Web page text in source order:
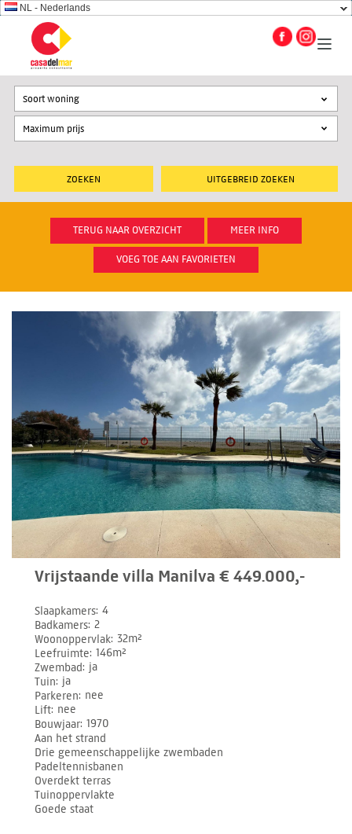
NL - Nederlands
UITGEBREID ZOEKEN
Soort woning
TERUG NAAR OVERZICHT MEER INFO
VOEG TOE AAN FAVORIETEN
Vrijstaande villa Manilva € 449.000,-
Slaapkamers 4
Badkamers 2
Woonoppervlak 32m²
Leefruimte 146m²
Zwembad ja
Tuin ja
Parkeren nee
Lift nee
Bouwjaar 1970
Aan het strand
Drie gemeenschappelijke zwembaden
Padeltennisbanen
Overdekt terras
Tuinoppervlakte
Goede staat